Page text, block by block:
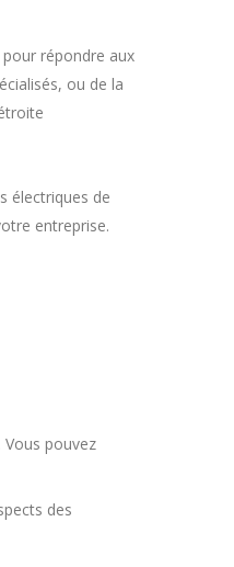
répondre aux
ou de la
électriques de
entreprise.
pouvez
des